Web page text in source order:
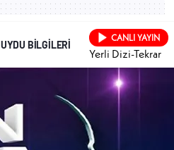
UYDU BİLGİLERİ
CANLI YAYIN
Yerli Dizi-Tekrar